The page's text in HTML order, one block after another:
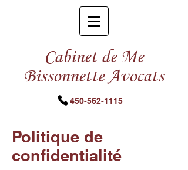
Cabinet de Me
Bissonnette Avocats
450-562-1115
Politique de
confidentialité